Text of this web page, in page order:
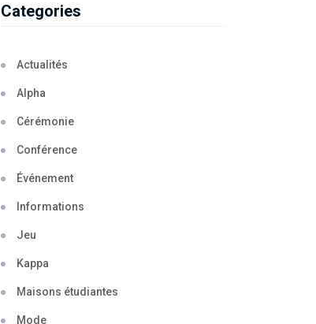
Categories
Actualités
Alpha
Cérémonie
Conférence
Événement
Informations
Jeu
Kappa
Maisons étudiantes
Mode